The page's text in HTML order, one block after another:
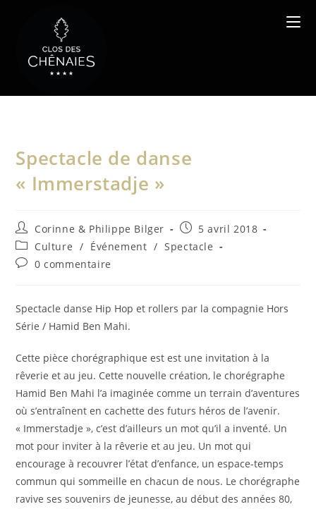
Spectacle de danse
« Immerstadje »
Auteur/autrice
de
la
publication :
Corinne & Philippe Bilger
Publication
publiée :
5 avril 2018
Post
category:
Culture / Événement / Spectacle
Commentaires
publication :
0 commentaire
Spectacle danse Hip Hop et rollers par la compagnie Hors
Série / Hamid Ben Mahi.
Cette pièce chorégraphique est est une invitation à la
rêverie et au jeu. Cette nouvelle création, le chorégraphe
Hamid Ben Mahi l’a imaginée comme un terrain d’aventures
où s’entraînent en cachette des futurs héros de l’avenir.
« Immerstadje », c’est d’ailleurs un mot qu’il a inventé. Un
mot pour inviter à la rêverie et au jeu. Un mot qui
encourage à recouvrer l’état d’enfance, un espace-temps
commun qui sommeille en chacun de nous. Le chorégraphe
ravive ses souvenirs de jeunesse, au début des années 80,